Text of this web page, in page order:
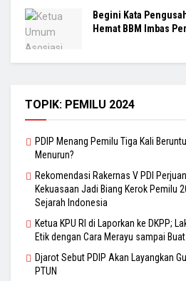
Begini Kata
Hemat BBM Imbas
TOPIK: PEMILU 2024
PDIP Menang Pemilu Tiga Kali
Menurun?
Rekomendasi Rakernas V PDI
Kekuasaan Jadi Biang Kerok Pemilu
Sejarah Indonesia
Ketua KPU RI di Laporkan ke DKPP;
Etik dengan Cara Merayu sampai
Djarot Sebut PDIP Akan Layangkan
PTUN